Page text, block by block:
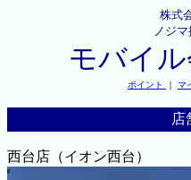
株式
ノジ
モバイ
ポイント ｜ マ
店
西台店（イオン西台）